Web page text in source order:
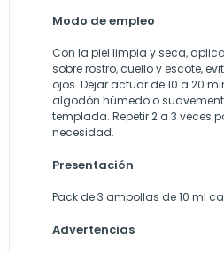
Modo de empleo
Con la piel limpia y seca,
sobre rostro, cuello y escote,
ojos. Dejar actuar de 10 a 20
algodón húmedo o
templada. Repetir 2 a 3 veces
necesidad.
Presentación
Pack de 3 ampollas de 10 ml
Advertencias